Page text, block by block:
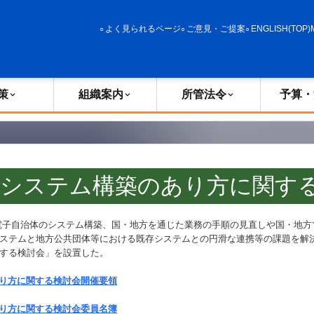
よく見られるページ ご意見・ご提案 ENGLISH(TOP)
組織案内 所管法令 予算
ステム構築のあり方に関す
治体のシステム構築、国・地方を通じた業務の手順の見直しや国・地方
テムと地方公共団体等における既存システムとの円滑な連携等の課題を解
る検討会」を設置した。
方に関する検討会開催要領
方に関する検討会委員名簿